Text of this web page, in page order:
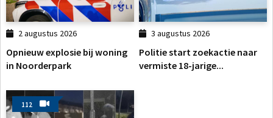
2 augustus 2026
Opnieuw explosie bij woning
in Noorderpark
3 augustus 2026
Politie start zoekactie naar
vermiste 18-jarige...
112